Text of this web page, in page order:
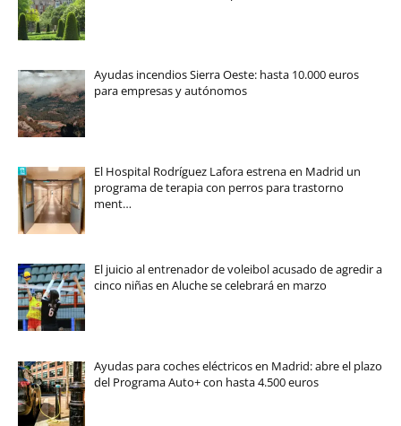
Ayudas incendios Sierra Oeste: hasta 10.000 euros
para empresas y autónomos
El Hospital Rodríguez Lafora estrena en Madrid un
programa de terapia con perros para trastorno
ment…
El juicio al entrenador de voleibol acusado de agredir a
cinco niñas en Aluche se celebrará en marzo
Ayudas para coches eléctricos en Madrid: abre el plazo
del Programa Auto+ con hasta 4.500 euros